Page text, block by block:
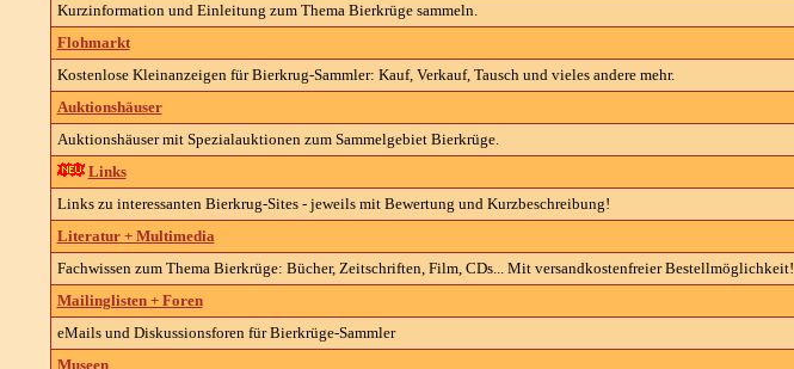
Kurzinformation und Einleitung zum Thema Bierkrüge sammeln.
Flohmarkt
Kostenlose Kleinanzeigen für Bierkrug-Sammler: Kauf, Verkauf, Tausch und vieles andere mehr.
Auktionshäuser
Auktionshäuser mit Spezialauktionen zum Sammelgebiet Bierkrüge.
Links
Links zu interessanten Bierkrug-Sites - jeweils mit Bewertung und Kurzbeschreibung!
Literatur + Multimedia
Fachwissen zum Thema Bierkrüge: Bücher, Zeitschriften, Film, CDs... Mit versandkostenfreier Bestellmöglichkeit!
Mailinglisten + Foren
eMails und Diskussionsforen für Bierkrüge-Sammler
Museen